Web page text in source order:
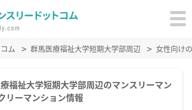
ム 群馬医療福祉大学短期大学部周辺 女性向け
福祉大学短期大学部周辺のマンスリーマン
リーマンション情報